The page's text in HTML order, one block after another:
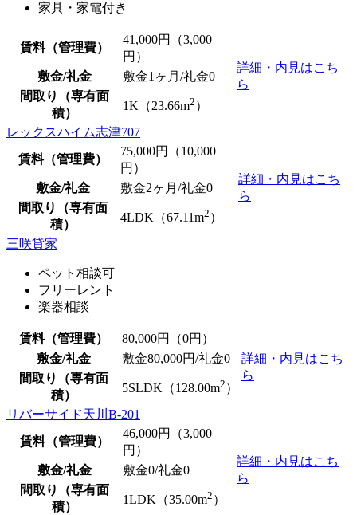
家具・家電付き
賃料（管理費）
41,000円（3,000
円）
詳細・内見はこち
ら
敷金/礼金 敷金1ヶ月/礼金0
間取り（専有面
積）
1K（23.66m2 ）
レックスハイム志津707
賃料（管理費）
75,000円（10,000
円）
詳細・内見はこち
ら
敷金/礼金 敷金2ヶ月/礼金0
間取り（専有面
積）
4LDK（67.11m2 ）
三咲貸家
ペット相談可
フリーレント
楽器相談
賃料（管理費） 80,000円（0円）
詳細・内見はこち
ら
敷金/礼金 敷金80,000円/礼金0
間取り（専有面
積）
5SLDK（128.00m2 ）
リバーサイド天川B-201
賃料（管理費）
46,000円（3,000
円）
詳細・内見はこち
ら
敷金/礼金 敷金0/礼金0
間取り（専有面
積）
1LDK（35.00m2 ）